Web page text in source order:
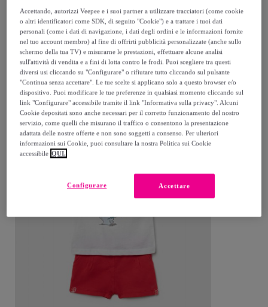
Tuta Baby in cotone elasticizzato con logo argento
Rosa
33,00 €
82,50 € -60%
Acquisto rapido
Accettando, autorizzi Veepee e i suoi partner a utilizzare tracciatori (come cookie
o altri identificatori come SDK, di seguito "Cookie") e a trattare i tuoi dati
personali (come i dati di navigazione, i dati degli ordini e le informazioni fornite
nel tuo account membro) al fine di offrirti pubblicità personalizzate (anche sullo
schermo della tua TV) e misurarne le prestazioni, effettuare alcune analisi
sull'attività di vendita e a fini di lotta contro le frodi. Puoi scegliere tra questi
diversi usi cliccando su "Configurare" o rifiutare tutto cliccando sul pulsante
"Continua senza accettare". Le tue scelte si applicano solo a questo browser e/o
dispositivo. Puoi modificare le tue preferenze in qualsiasi momento cliccando sul
link "Configurare" accessibile tramite il link "Informativa sulla privacy". Alcuni
Cookie depositati sono anche necessari per il corretto funzionamento del nostro
servizio, come quelli che misurano il traffico o consentono la presentazione
adattata delle nostre offerte e non sono soggetti a consenso. Per ulteriori
informazioni sui Cookie, puoi consultare la nostra Politica sui Cookie
accessibile QUI.
Accettare
Configurare